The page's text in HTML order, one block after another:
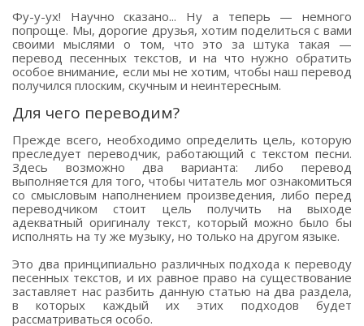
Фу-у-ух! Научно сказано... Ну а теперь — немного
попроще. Мы, дорогие друзья, хотим поделиться с вами
своими мыслями о том, что это за штука такая —
перевод песенных текстов, и на что нужно обратить
особое внимание, если мы не хотим, чтобы наш перевод
получился плоским, скучным и неинтересным.
Для чего переводим?
Прежде всего, необходимо определить цель, которую
преследует переводчик, работающий с текстом песни.
Здесь возможно два варианта: либо перевод
выполняется для того, чтобы читатель мог ознакомиться
со смысловым наполнением произведения, либо перед
переводчиком стоит цель получить на выходе
адекватный оригиналу текст, который можно было бы
исполнять на ту же музыку, но только на другом языке.
Это два принципиально различных подхода к переводу
песенных текстов, и их равное право на существование
заставляет нас разбить данную статью на два раздела,
в которых каждый их этих подходов будет
рассматриваться особо.